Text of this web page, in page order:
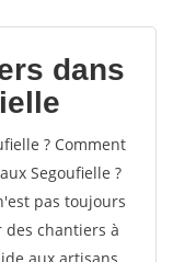
dans
? Comment
Segoufielle ?
pas toujours
chantiers à